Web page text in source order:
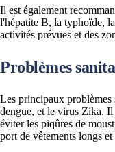
Il est également
l'hépatite B, la typhoïde,
activités prévues et des
Problèmes
Les principaux problèmes
dengue, et le virus Zika. Il
éviter les piqûres de
port de vêtements longs